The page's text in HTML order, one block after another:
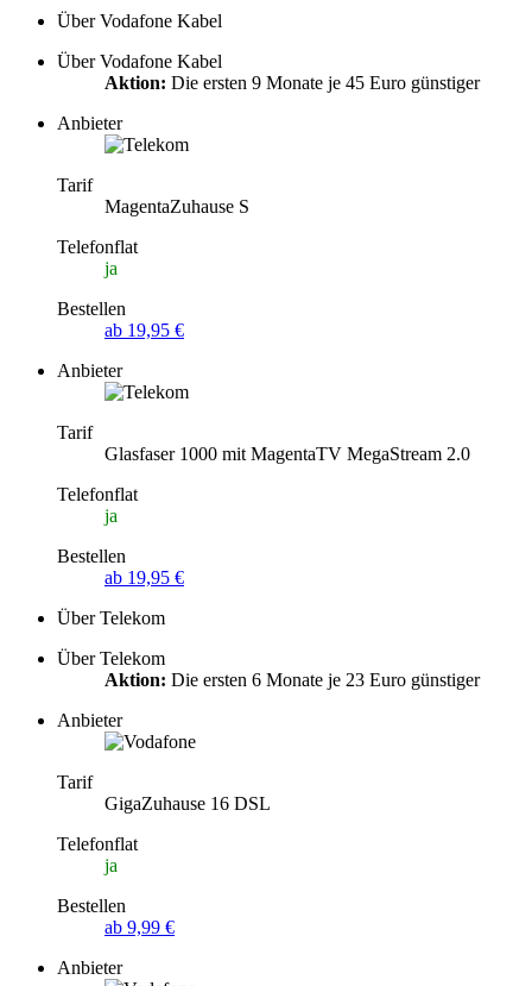
Über Vodafone Kabel
Über Vodafone Kabel
Aktion: Die ersten 9 Monate je 45 Euro günstiger
Anbieter
Tarif
MagentaZuhause S
Telefonflat
ja
Bestellen
ab 19,95 €
Anbieter
Tarif
Glasfaser 1000 mit MagentaTV MegaStream 2.0
Telefonflat
ja
Bestellen
ab 19,95 €
Über Telekom
Über Telekom
Aktion: Die ersten 6 Monate je 23 Euro günstiger
Anbieter
Tarif
GigaZuhause 16 DSL
Telefonflat
ja
Bestellen
ab 9,99 €
Anbieter